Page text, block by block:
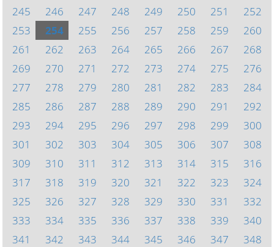
245
246 247 248 249 250 251
252
253
254 255 256 257 258 259
260
261
262 263 264 265 266 267
268
269
270 271 272 273 274 275
276
277
278 279 280 281 282 283
284
285
286 287 288 289 290 291
292
293
294 295 296 297 298 299
300
301
302 303 304 305 306 307
308
309
310 311 312 313 314 315
316
317
318 319 320 321 322 323
324
325
326 327 328 329 330 331
332
333
334 335 336 337 338 339
340
341
342 343 344 345 346 347 348